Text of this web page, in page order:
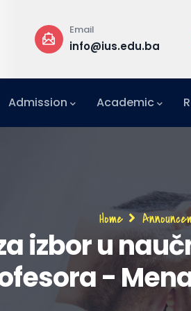
Email
info@ius.edu.ba
Admission Academic
Home
za izbor u
-